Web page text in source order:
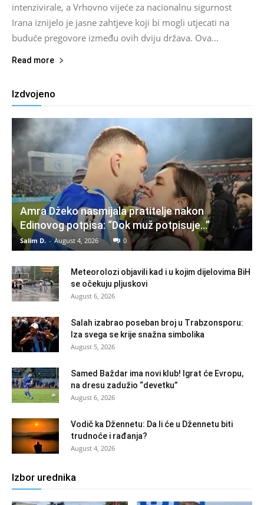
intenzivirale, a Vrhovno vijeće za nacionalnu sigurnost
Irana iznijelo je jasne zahtjeve koji bi mogli utjecati na
buduće pregovore između ovih dviju država. Ova...
Read more
Izdvojeno
Amra Džeko nasmijala pratitelje nakon
Edinovog potpisa: “Dok muž potpisuje…”
Salim D. - August 4, 2026 0
Meteorolozi objavili kad i u kojim dijelovima BiH
se očekuju pljuskovi
August 6, 2026
Salah izabrao poseban broj u Trabzonsporu:
Iza svega se krije snažna simbolika
August 5, 2026
Samed Baždar ima novi klub! Igrat će Evropu,
na dresu zadužio “devetku”
August 6, 2026
Vodič ka Džennetu: Da li će u Džennetu biti
trudnoće i rađanja?
August 4, 2026
Izbor urednika